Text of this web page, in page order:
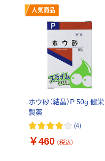
人気商品
ホウ砂（結晶）P 50g 健栄
製薬
(4)
￥460 （税込）
アスクル プラ
スチックグロー
ブ 薄手 粉な
し（パウダーフ
リー）
￥298~
蛍光オプテック
ス1(アスクル限
定モデル) 蛍光
本気プライス